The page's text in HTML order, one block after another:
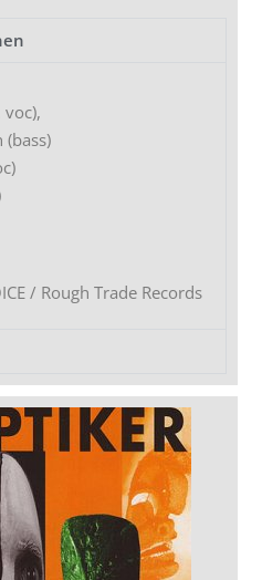
voc),
/ Rough Trade Records